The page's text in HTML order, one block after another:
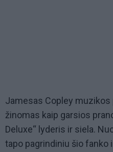
Jamesas Copley muzikos
žinomas kaip garsios
Deluxe“ lyderis ir siela.
tapo pagrindiniu šio fanko